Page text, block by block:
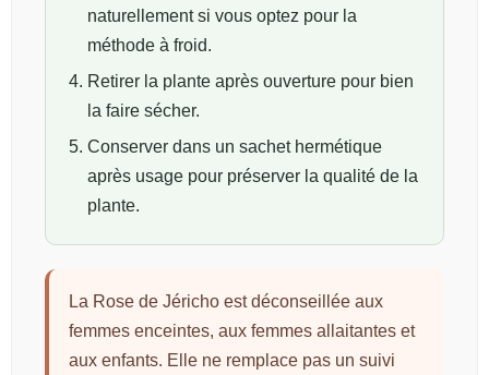
naturellement si vous optez pour la
méthode à froid.
Retirer la plante après ouverture pour bien
la faire sécher.
Conserver dans un sachet hermétique
après usage pour préserver la qualité de la
plante.
La Rose de Jéricho est déconseillée aux
femmes enceintes, aux femmes allaitantes et
aux enfants. Elle ne remplace pas un suivi